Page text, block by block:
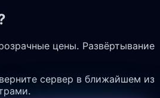
цены. Развёртывание
сервер в ближайшем из